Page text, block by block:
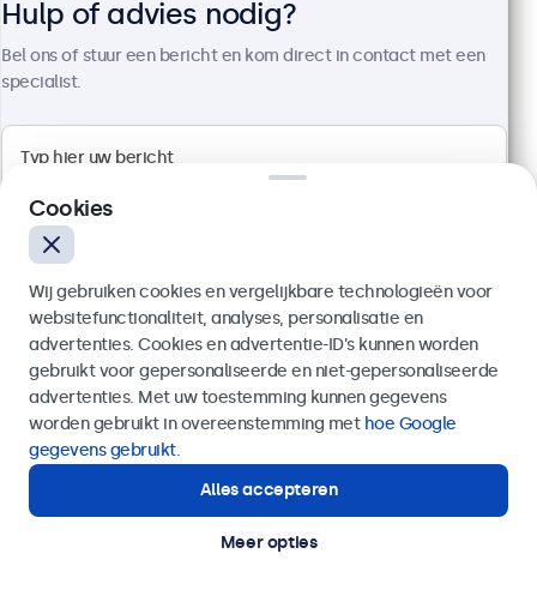
19 Inch Touchscreen Metaal (5:4)
Artikelnummer:
5:4 multi-touch paneel
Aansluitingen: HDMI, DisplayPort, USB-C, VGA
Montage: desktop, wand, inbouw
Buitenmaat: 421 x 346 x 46 mm
€ 469,00
€ 567,49 incl. btw
Bekijken
In winkelwagen
Hulp of advies nodig?
Bel ons of stuur een bericht en kom direct in contact met een
specialist.
Verzenden
Of bel ons op
Hulp of advies nodig?
Direct contact met een specialist.
Cookies
Wij gebruiken cookies en vergelijkbare technologieën voor
websitefunctionaliteit, analyses, personalisatie en
advertenties. Cookies en advertentie-ID’s kunnen worden
gebruikt voor gepersonaliseerde en niet-gepersonaliseerde
advertenties. Met uw toestemming kunnen gegevens
worden gebruikt in overeenstemming met hoe Google
gegevens gebruikt.
Alles accepteren
Meer opties